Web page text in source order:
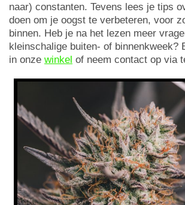
naar) constanten. Tevens lees je tips
doen om je oogst te verbeteren, voor
binnen. Heb je na het lezen meer
kleinschalige buiten- of binnenkweek?
in onze winkel of neem contact op via